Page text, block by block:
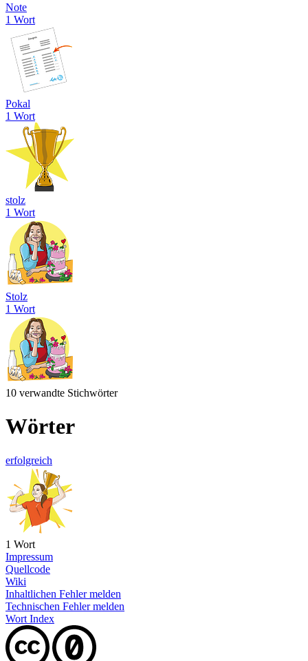
Note
1 Wort
Pokal
1 Wort
stolz
1 Wort
Stolz
1 Wort
10 verwandte Stichwörter
Wörter
erfolgreich
1 Wort
Impressum
Quellcode
Wiki
Inhaltlichen Fehler melden
Technischen Fehler melden
Wort Index